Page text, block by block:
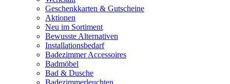
Geschenkkarten & Gutscheine
Aktionen
Neu im Sortiment
Bewusste Alternativen
Installationsbedarf
Badezimmer Accessoires
Badmöbel
Bad & Dusche
Badezimmerleuchten